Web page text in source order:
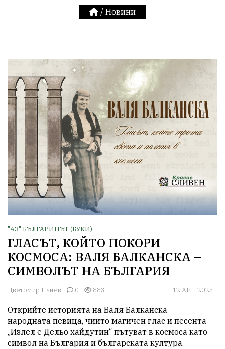
/ Новини
"АЗ" БЪЛГАРИНЪТ (БУКИ)
ГЛАСЪТ, КОЙТО ПОКОРИ
КОСМОСА: ВАЛЯ БАЛКАНСКА –
СИМВОЛЪТ НА БЪЛГАРИЯ
Цветомир Цанев 0 883 12 АВГ, 2025
Открийте историята на Валя Балканска –
народната певица, чиито магичен глас и песента
„Излел е Дельо хайдутин“ пътуват в космоса като
символ на България и българската култура.